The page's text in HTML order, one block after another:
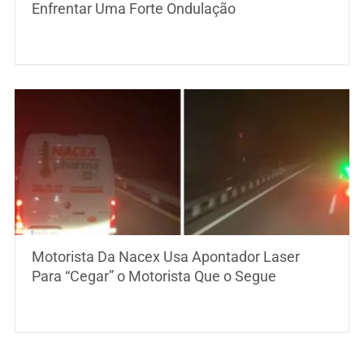
Enfrentar Uma Forte Ondulação
Motorista Da Nacex Usa Apontador Laser
Para “Cegar” o Motorista Que o Segue